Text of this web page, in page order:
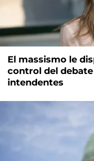
El massismo le
control del
intendentes